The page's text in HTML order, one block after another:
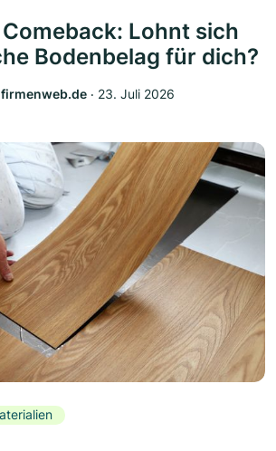
Lohnt sich
Bodenbelag für dich?
‧ 23. Juli 2026